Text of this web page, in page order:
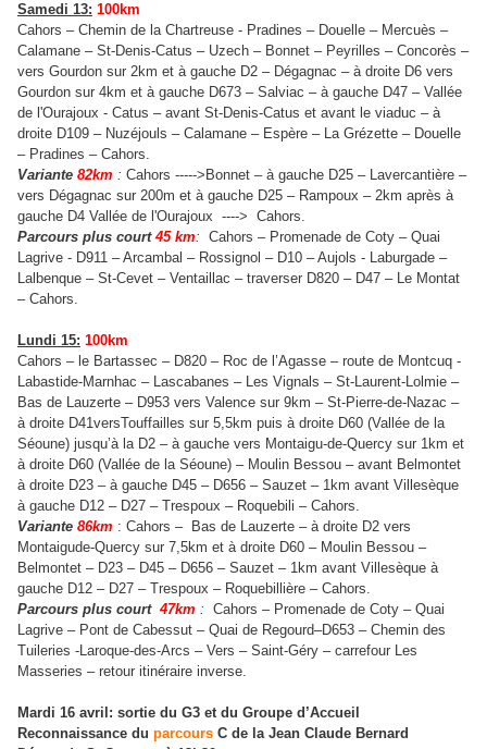
Samedi 13: 100km
Cahors – Chemin de la Chartreuse - Pradines – Douelle – Mercuès –
Calamane – St-Denis-Catus – Uzech – Bonnet – Peyrilles – Concorès –
vers Gourdon sur 2km et à gauche D2 – Dégagnac – à droite D6 vers
Gourdon sur 4km et à gauche D673 – Salviac – à gauche D47 – Vallée
de l'Ourajoux - Catus – avant St-Denis-Catus et avant le viaduc – à
droite D109 – Nuzéjouls – Calamane – Espère – La Grézette – Douelle
– Pradines – Cahors.
Variante 82km : Cahors ----->Bonnet – à gauche D25 – Lavercantière –
vers Dégagnac sur 200m et à gauche D25 – Rampoux – 2km après à
gauche D4 Vallée de l'Ourajoux ----> Cahors.
Parcours plus court 45 km: Cahors – Promenade de Coty – Quai
Lagrive - D911 – Arcambal – Rossignol – D10 – Aujols - Laburgade –
Lalbenque – St-Cevet – Ventaillac – traverser D820 – D47 – Le Montat
– Cahors.
Lundi 15: 100km
Cahors – le Bartassec – D820 – Roc de l’Agasse – route de Montcuq -
Labastide-Marnhac – Lascabanes – Les Vignals – St-Laurent-Lolmie –
Bas de Lauzerte – D953 vers Valence sur 9km – St-Pierre-de-Nazac –
à droite D41versTouffailles sur 5,5km puis à droite D60 (Vallée de la
Séoune) jusqu’à la D2 – à gauche vers Montaigu-de-Quercy sur 1km et
à droite D60 (Vallée de la Séoune) – Moulin Bessou – avant Belmontet
à droite D23 – à gauche D45 – D656 – Sauzet – 1km avant Villesèque
à gauche D12 – D27 – Trespoux – Roquebili – Cahors.
Variante 86km : Cahors – Bas de Lauzerte – à droite D2 vers
Montaigude-Quercy sur 7,5km et à droite D60 – Moulin Bessou –
Belmontet – D23 – D45 – D656 – Sauzet – 1km avant Villesèque à
gauche D12 – D27 – Trespoux – Roquebillière – Cahors.
Parcours plus court47km : Cahors – Promenade de Coty – Quai
Lagrive – Pont de Cabessut – Quai de Regourd–D653 – Chemin des
Tuileries -Laroque-des-Arcs – Vers – Saint-Géry – carrefour Les
Masseries – retour itinéraire inverse.
Mardi 16 avril: sortie du G3 et du Groupe d’Accueil
Reconnaissance du parcours C de la Jean Claude Bernard